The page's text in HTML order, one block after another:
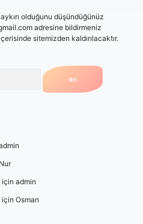
olduğunu düşündüğünüz
adresine bildirmeniz
sitemizden kaldırılacaktır.
Nur
için admin
için Osman